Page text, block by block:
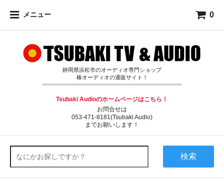
メニュー 0
静岡県浜松市のオーディオ専門ショップ
椿オーディオの通販サイト！
Tsubaki Audioのホームページはこちら！
お問合せは
053-471-8181(Tsubaki Audio)
までお願いします！
検索